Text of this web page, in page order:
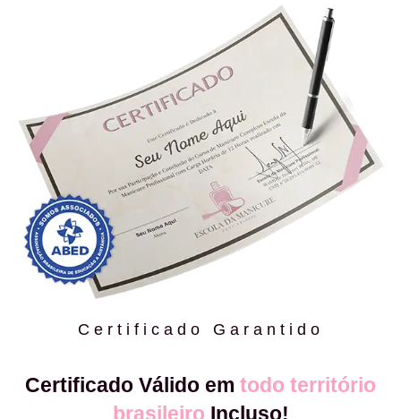
Certificado Garantido
Certificado Válido em todo território
brasileiro Incluso!